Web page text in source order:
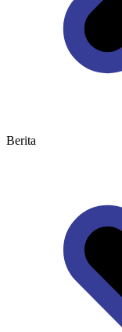
Berita